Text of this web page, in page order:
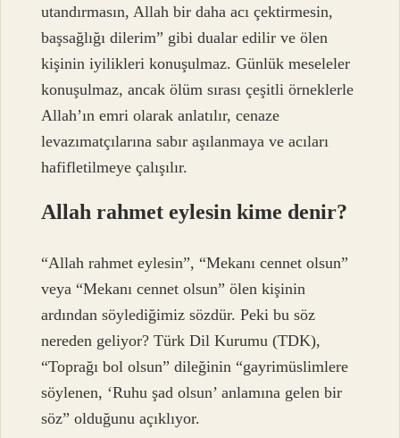
utandırmasın, Allah bir daha acı çektirmesin,
başsağlığı dilerim” gibi dualar edilir ve ölen
kişinin iyilikleri konuşulmaz. Günlük meseleler
konuşulmaz, ancak ölüm sırası çeşitli örneklerle
Allah’ın emri olarak anlatılır, cenaze
levazımatçılarına sabır aşılanmaya ve acıları
hafifletilmeye çalışılır.
Allah rahmet eylesin kime denir?
“Allah rahmet eylesin”, “Mekanı cennet olsun”
veya “Mekanı cennet olsun” ölen kişinin
ardından söylediğimiz sözdür. Peki bu söz
nereden geliyor? Türk Dil Kurumu (TDK),
“Toprağı bol olsun” dileğinin “gayrimüslimlere
söylenen, ‘Ruhu şad olsun’ anlamına gelen bir
söz” olduğunu açıklıyor.